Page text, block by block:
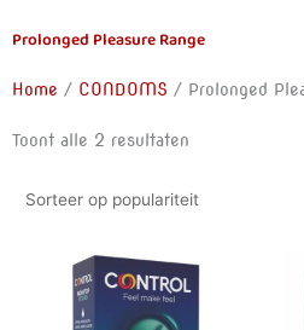
Prolonged Pleasure Range
Home / CONDOMS / Prolonged
Toont alle 2 resultaten